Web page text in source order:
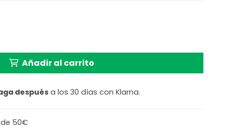
Steinhauer Prestige chic gris y negro cantidad
Añadir al carrito
después a los 30 días con Klarna.
50€